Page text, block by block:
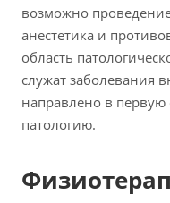
возможно
анестетика и
область
служат заболевания
направлено в
патологию.